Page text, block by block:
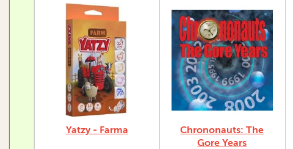
Yatzy - Farma
Chrononauts: The
Gore Years